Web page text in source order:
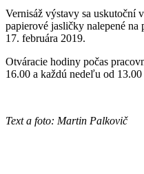
Vernisáž výstavy sa uskutoční
papierové jasličky nalepené
17. februára 2019.
Otváracie hodiny počas
16.00 a každú nedeľu od
Text a foto: Martin Palkovič